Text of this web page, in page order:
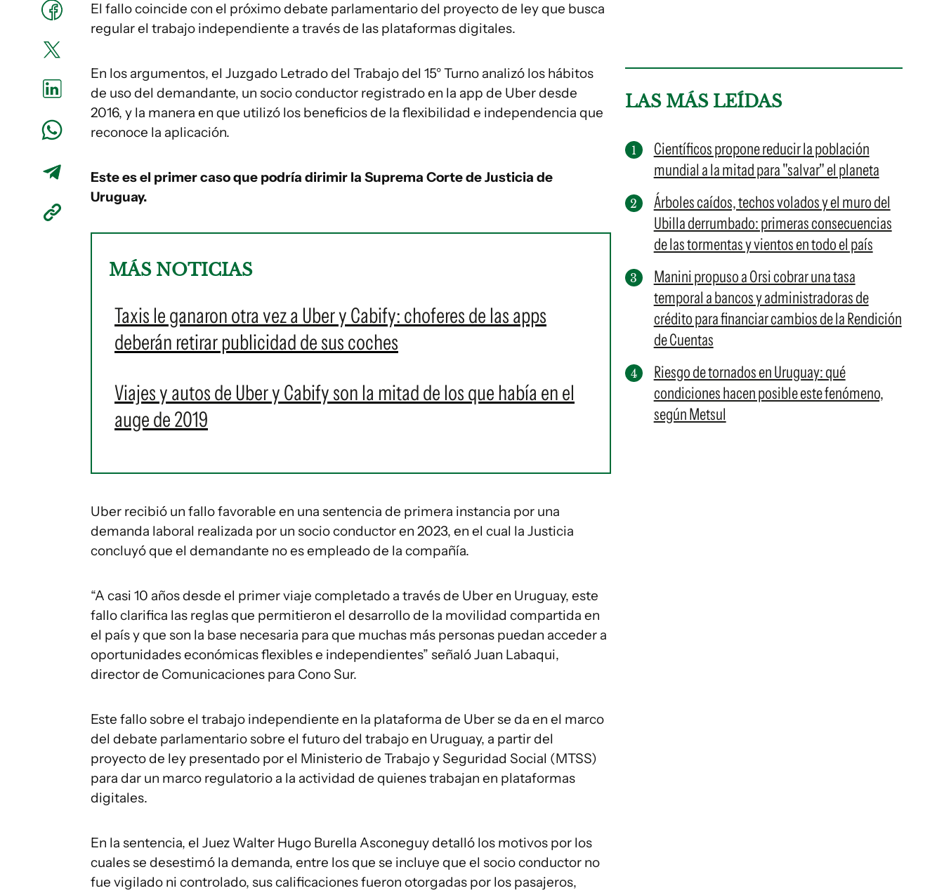
El fallo coincide con el próximo debate parlamentario del proyecto de ley que busca
regular el trabajo independiente a través de las plataformas digitales.
En los argumentos, el Juzgado Letrado del Trabajo del 15° Turno analizó los hábitos
de uso del demandante, un socio conductor registrado en la app de Uber desde
2016, y la manera en que utilizó los beneficios de la flexibilidad e independencia que
reconoce la aplicación.
Este es el primer caso que podría dirimir la Suprema Corte de Justicia de
Uruguay.
MÁS NOTICIAS
Taxis le ganaron otra vez a Uber y Cabify: choferes de las apps
deberán retirar publicidad de sus coches
Viajes y autos de Uber y Cabify son la mitad de los que había en el
auge de 2019
Uber recibió un fallo favorable en una sentencia de primera instancia por una
demanda laboral realizada por un socio conductor en 2023, en el cual la Justicia
concluyó que el demandante no es empleado de la compañía.
“A casi 10 años desde el primer viaje completado a través de Uber en Uruguay, este
fallo clarifica las reglas que permitieron el desarrollo de la movilidad compartida en
el país y que son la base necesaria para que muchas más personas puedan acceder a
oportunidades económicas flexibles e independientes” señaló Juan Labaqui,
director de Comunicaciones para Cono Sur.
Este fallo sobre el trabajo independiente en la plataforma de Uber se da en el marco
del debate parlamentario sobre el futuro del trabajo en Uruguay, a partir del
proyecto de ley presentado por el Ministerio de Trabajo y Seguridad Social (MTSS)
para dar un marco regulatorio a la actividad de quienes trabajan en plataformas
digitales.
En la sentencia, el Juez Walter Hugo Burella Asconeguy detalló los motivos por los
cuales se desestimó la demanda, entre los que se incluye que el socio conductor no
fue vigilado ni controlado, sus calificaciones fueron otorgadas por los pasajeros,
LAS MÁS LEÍDAS
Científicos propone reducir la población
mundial a la mitad para "salvar" el planeta
Árboles caídos, techos volados y el muro del
Ubilla derrumbado: primeras consecuencias
de las tormentas y vientos en todo el país
Manini propuso a Orsi cobrar una tasa
temporal a bancos y administradoras de
crédito para financiar cambios de la Rendición
de Cuentas
Riesgo de tornados en Uruguay: qué
condiciones hacen posible este fenómeno,
según Metsul